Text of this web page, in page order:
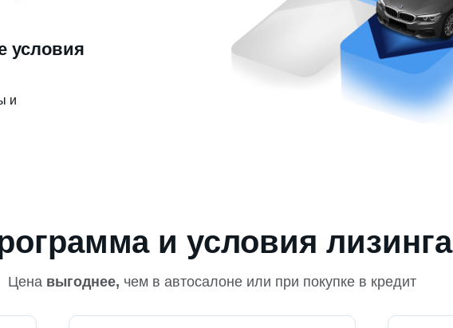
условия
и
и условия лизинга
Цена выгоднее, чем в автосалоне или при покупке в кредит